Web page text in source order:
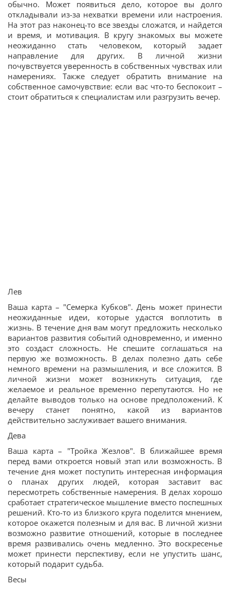
обычно. Может появиться дело, которое вы долго
откладывали из-за нехватки времени или настроения.
На этот раз наконец-то все звезды сложатся, и найдется
и время, и мотивация. В кругу знакомых вы можете
неожиданно стать человеком, который задает
направление для других. В личной жизни
почувствуется уверенность в собственных чувствах или
намерениях. Также следует обратить внимание на
собственное самочувствие: если вас что-то беспокоит –
стоит обратиться к специалистам или разгрузить вечер.
Лев
Ваша карта – "Семерка Кубков". День может принести
неожиданные идеи, которые удастся воплотить в
жизнь. В течение дня вам могут предложить несколько
вариантов развития событий одновременно, и именно
это создаст сложность. Не спешите соглашаться на
первую же возможность. В делах полезно дать себе
немного времени на размышления, и все сложится. В
личной жизни может возникнуть ситуация, где
желаемое и реальное временно перепутаются. Но не
делайте выводов только на основе предположений. К
вечеру станет понятно, какой из вариантов
действительно заслуживает вашего внимания.
Дева
Ваша карта – "Тройка Жезлов". В ближайшее время
перед вами откроется новый этап или возможность. В
течение дня может поступить интересная информация
о планах других людей, которая заставит вас
пересмотреть собственные намерения. В делах хорошо
сработает стратегическое мышление вместо поспешных
решений. Кто-то из близкого круга поделится мнением,
которое окажется полезным и для вас. В личной жизни
возможно развитие отношений, которые в последнее
время развивались очень медленно. Это воскресенье
может принести перспективу, если не упустить шанс,
который подарит судьба.
Весы